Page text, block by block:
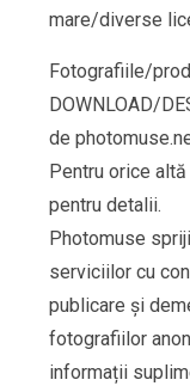
mare/diverse
Fotografiile/
DOWNLOAD/
de
Pentru orice
pentru detalii.
Photomuse
serviciilor cu
publicare și
fotografiilor
informații